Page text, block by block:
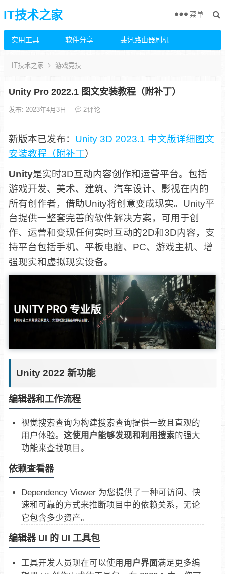
IT技术之家
实用工具 软件分享 斐讯路由器刷机
菜单
IT技术之家 游戏竞技
Unity Pro 2022.1 图文安装教程（附补丁）
发布: 2023年4月3日 2评论
新版本已发布： Unity 3D 2023.1 中文版详细图文
安装教程（附补丁）
Unity是实时3D互动内容创作和运营平台。包括
游戏开发、美术、建筑、汽车设计、影视在内的
所有创作者，借助Unity将创意变成现实。Unity平
台提供一整套完善的软件解决方案，可用于创
作、运营和变现任何实时互动的2D和3D内容，支
持平台包括手机、平板电脑、PC、游戏主机、增
强现实和虚拟现实设备。
Unity 2022 新功能
编辑器和工作流程
视觉搜索查询为构建搜索查询提供一致且直观的
用户体验。 这使用户能够发现和利用搜索的强大
功能来查找项目。
依赖查看器
Dependency Viewer 为您提供了一种可访问、快
速和可靠的方式来推断项目中的依赖关系，无论
它包含多少资产。
编辑器 UI 的 UI 工具包
工具开发人员现在可以使用 用户界面满足更多编